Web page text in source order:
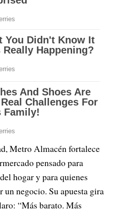
Metro Almacén fortalece
pensado para
hogar y para quienes
un negocio. Su apuesta gira
“Más barato. Más